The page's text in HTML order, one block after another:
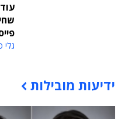
גלי
תוכן פרסומי
ידיעות מובילות